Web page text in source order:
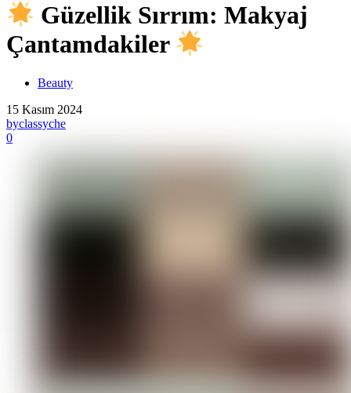
Güzellik Sırrım: Makyaj
Çantamdakiler
Beauty
15 Kasım 2024
byclassyche
0